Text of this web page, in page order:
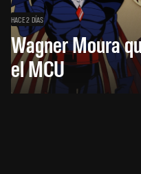
HACE 2 DÍAS
Wagner Moura
el MCU